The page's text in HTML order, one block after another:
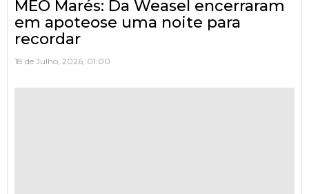
MEO Marés: Da Weasel encerraram
em apoteose uma noite para
recordar
18 de Julho, 2026, 01:00